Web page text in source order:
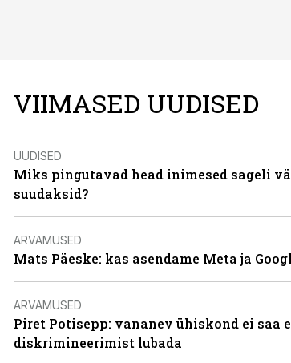
VIIMASED UUDISED
UUDISED
Miks pingutavad head inimesed sageli
suudaksid?
ARVAMUSED
Mats Päeske: kas asendame Meta ja
ARVAMUSED
Piret Potisepp: vananev ühiskond ei saa
diskrimineerimist lubada